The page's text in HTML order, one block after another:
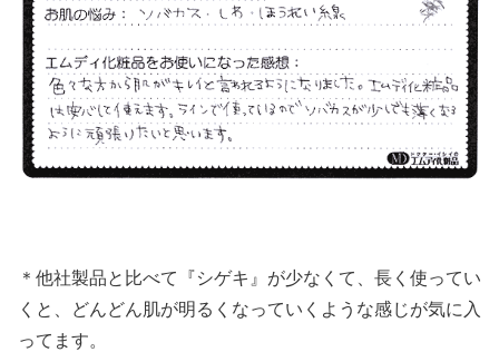
＊他社製品と比べて『シゲキ』が少なくて、長く使ってい
くと、どんどん肌が明るくなっていくような感じが気に入
ってます。